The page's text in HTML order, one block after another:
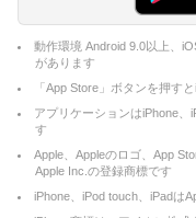
動作環境 Android 9.0以上、
があります
「App Store」ボタンを押す
アプリケーションはiPhone、
す
Apple、Appleのロゴ、App
Apple Inc.の登録商標です
iPhone、iPod touch、iPadは